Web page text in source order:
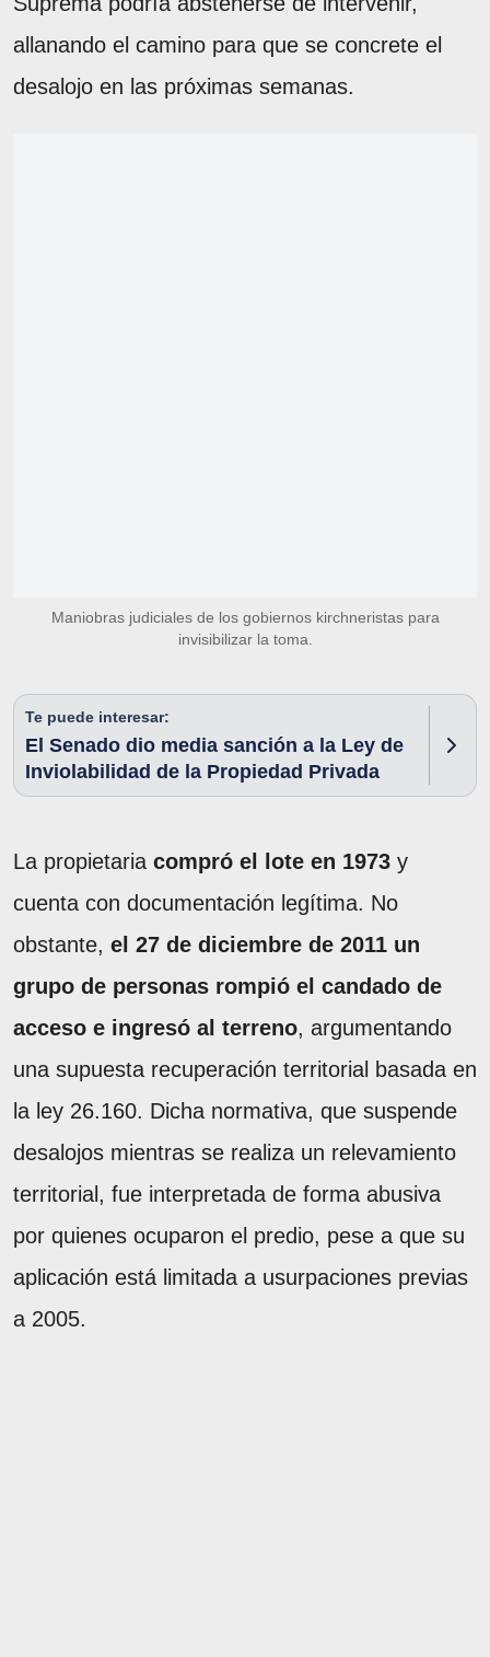
allanando el camino para que se concrete el
desalojo en las próximas semanas.
Maniobras judiciales de los gobiernos kirchneristas para
invisibilizar la toma.
Te puede interesar:
El Senado dio media sanción a la Ley de
Inviolabilidad de la Propiedad Privada
La propietaria compró el lote en 1973 y
cuenta con documentación legítima. No
obstante, el 27 de diciembre de 2011 un
grupo de personas rompió el candado de
acceso e ingresó al terreno, argumentando
una supuesta recuperación territorial basada en
la ley 26.160. Dicha normativa, que suspende
desalojos mientras se realiza un relevamiento
territorial, fue interpretada de forma abusiva
por quienes ocuparon el predio, pese a que su
aplicación está limitada a usurpaciones previas
a 2005.